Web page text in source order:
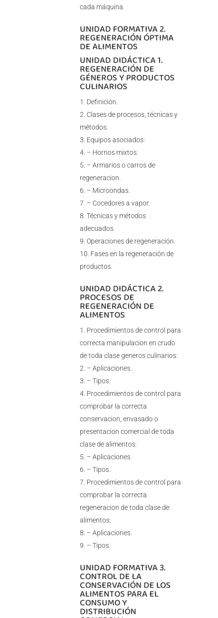
cada máquina.
UNIDAD FORMATIVA 2.
REGENERACIÓN ÓPTIMA
DE ALIMENTOS
UNIDAD DIDÁCTICA 1.
REGENERACIÓN DE
GÉNEROS Y PRODUCTOS
CULINARIOS
Definición.
Clases de procesos, técnicas y
métodos.
Equipos asociados:
– Hornos mixtos.
– Armarios o carros de
regeneracion.
– Microondas.
– Cocedores a vapor.
Técnicas y métodos
adecuados.
Operaciones de regeneración.
Fases en la regeneración de
productos.
UNIDAD DIDÁCTICA 2.
PROCESOS DE
REGENERACIÓN DE
ALIMENTOS
Procedimientos de control para
correcta manipulacion en crudo
de toda clase generos culinarios:
– Aplicaciones.
– Tipos.
Procedimientos de control para
comprobar la correcta
conservacion, envasado o
presentacion comercial de toda
clase de alimentos:
– Aplicaciones.
– Tipos.
Procedimientos de control para
comprobar la correcta
regeneracion de toda clase de
alimentos:
– Aplicaciones.
– Tipos.
UNIDAD FORMATIVA 3.
CONTROL DE LA
CONSERVACIÓN DE LOS
ALIMENTOS PARA EL
CONSUMO Y
DISTRIBUCIÓN